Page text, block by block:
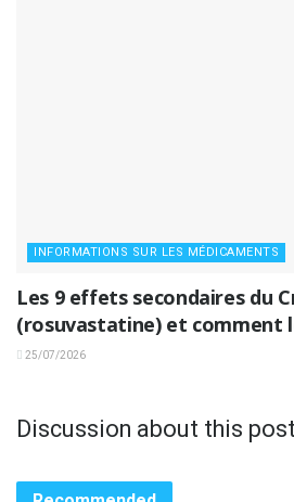
INFORMATIONS SUR LES MÉDICAMENTS
Les 9 effets secondaires du
(rosuvastatine) et comment
25/07/2026
Discussion about this post